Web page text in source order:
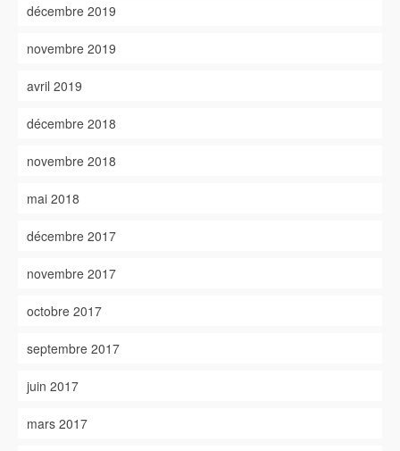
décembre 2019
novembre 2019
avril 2019
décembre 2018
novembre 2018
mai 2018
décembre 2017
novembre 2017
octobre 2017
septembre 2017
juin 2017
mars 2017